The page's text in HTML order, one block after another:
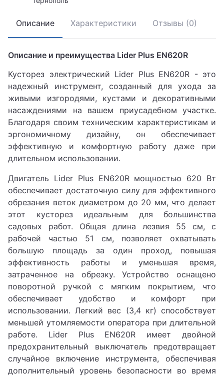
Описание Характеристики Отзывы (0)
Описание и преимущества Lider Plus EN620R
Кусторез электрический Lider Plus EN620R - это
надежный инструмент, созданный для ухода за
живыми изгородями, кустами и декоративными
насаждениями на вашем приусадебном участке.
Благодаря своим техническим характеристикам и
эргономичному дизайну, он обеспечивает
эффективную и комфортную работу даже при
длительном использовании.
Двигатель Lider Plus EN620R мощностью 620 Вт
обеспечивает достаточную силу для эффективного
обрезания веток диаметром до 20 мм, что делает
этот кусторез идеальным для большинства
садовых работ. Общая длина лезвия 55 см, с
рабочей частью 51 см, позволяет охватывать
большую площадь за один проход, повышая
эффективность работы и уменьшая время,
затраченное на обрезку. Устройство оснащено
поворотной ручкой с мягким покрытием, что
обеспечивает удобство и комфорт при
использовании. Легкий вес (3,4 кг) способствует
меньшей утомляемости оператора при длительной
работе. Lider Plus EN620R имеет двойной
предохранительный выключатель предотвращает
случайное включение инструмента, обеспечивая
дополнительный уровень безопасности во время